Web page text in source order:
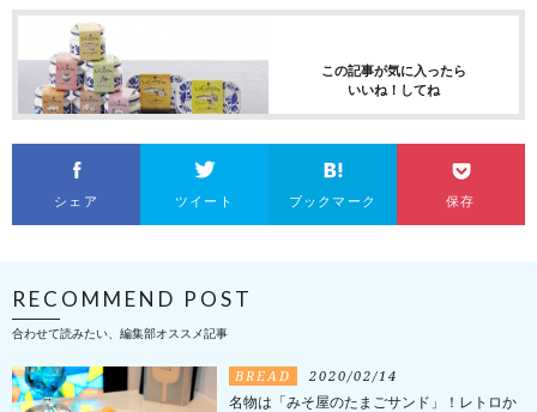
この記事が気に入ったら
いいね！してね
シェア ツイート ブックマーク 保存
RECOMMEND POST
合わせて読みたい、編集部オススメ記事
BREAD 2020/02/14
名物は「みそ屋のたまごサンド」！レトロか